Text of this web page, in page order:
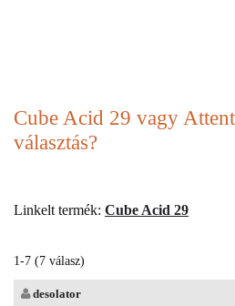
Cube Acid 29 vagy
választás?
Linkelt termék: Cube Acid 29
1-7 (7 válasz)
desolator